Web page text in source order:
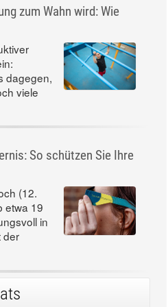
zum Wahn wird: Wie
dagegen,
viele
So schützen Sie Ihre
(12.
etwa 19
in
der